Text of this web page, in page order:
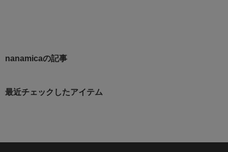
nanamicaの記事
最近チェックしたアイテム